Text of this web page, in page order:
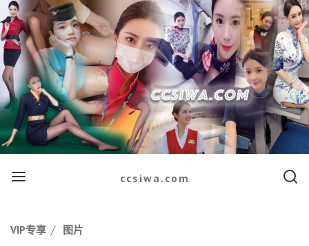
Menu ccsiwa.com Search
Categories
VIP专享 图片